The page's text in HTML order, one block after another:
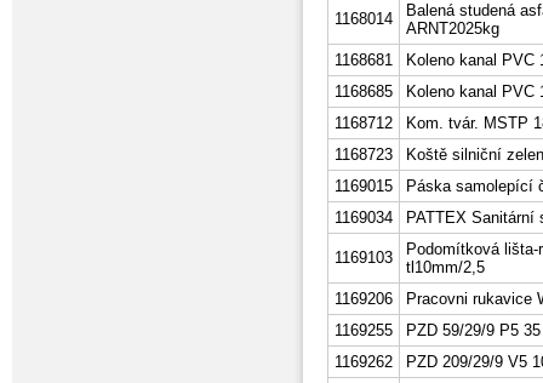
1168014
Balená studená
ARNT2025kg
1168681
Koleno kanal PVC
1168685
Koleno kanal PVC
1168712
Kom. tvár. MSTP
1168723
Koště silniční
1169015
Páska samolepící
1169034
PATTEX
1169103
Podomítková
tl10mm/2,5
1169206
Pracovni rukavice
1169255
PZD 59/29/9 P5
1169262
PZD 209/29/9 V5